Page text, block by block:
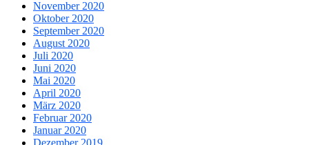
November 2020
Oktober 2020
September 2020
August 2020
Juli 2020
Juni 2020
Mai 2020
April 2020
März 2020
Februar 2020
Januar 2020
Dezember 2019